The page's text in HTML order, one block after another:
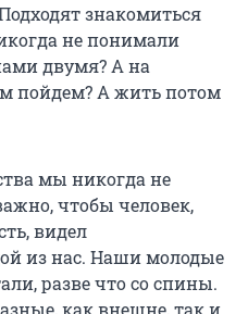
знакомиться
не понимали
двумя? А на
пойдем? А жить потом
мы никогда не
чтобы человек,
видел
из нас. Наши молодые
разве что со спины.
как внешне, так и